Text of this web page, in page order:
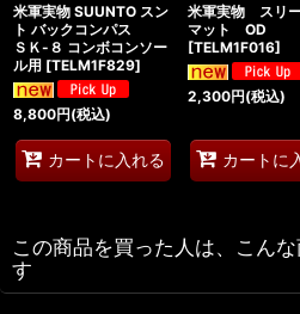
米軍実物 SUUNTO スン
ト バックコンパス
ＳＫ-８ コンボコンソー
ル用 [TELM1F829]
8,800円(税込)
カートに入れる
米軍実物 スリ
マット OD
[TELM1F016]
2,300円(税込)
カートに
この商品を買った人は、こん
す